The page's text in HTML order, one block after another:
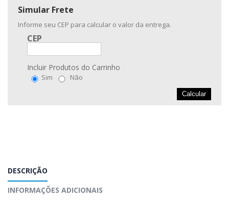
Simular Frete
Informe seu CEP para calcular o valor da entrega.
CEP
Incluir Produtos do Carrinho
Sim Não
Calcular
DESCRIÇÃO
INFORMAÇÕES ADICIONAIS